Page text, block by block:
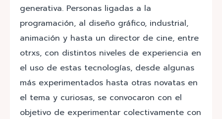
generativa. Personas ligadas a la
programación, al diseño gráfico, industrial,
animación y hasta un director de cine, entre
otrxs, con distintos niveles de experiencia en
el uso de estas tecnologías, desde algunas
más experimentados hasta otras novatas en
el tema y curiosas, se convocaron con el
objetivo de experimentar colectivamente con